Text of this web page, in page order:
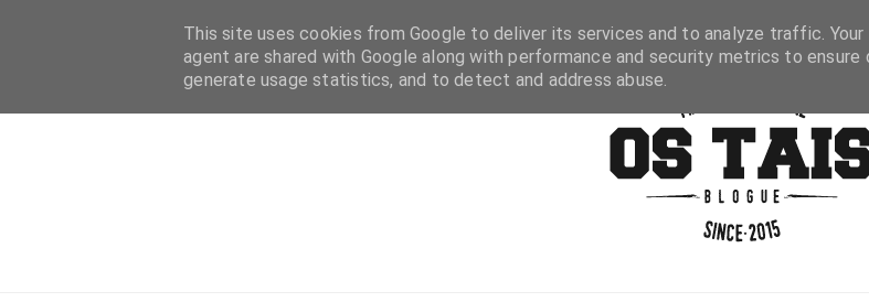
This site uses cookies from Google to deliver its services and to analyze traffic. Your
agent are shared with Google along with performance and security metrics to ensure
generate usage statistics, and to detect and address abuse.